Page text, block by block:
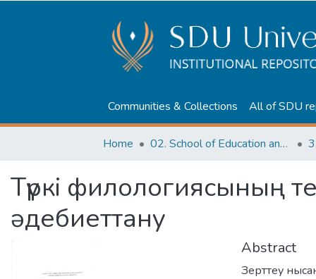
Communities & Collections All of SDU
Home 02. School of Education and humanities
Түркі филологиясының
әдебиеттану
Abstract
Зерттеу